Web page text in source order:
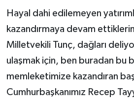
Hayal dahi edilemeyen
kazandırmaya devam
Milletvekili Tunç, dağları
ulaşmak için, ben buradan bu
memleketimize kazandıran
Cumhurbaşkanımız Recep